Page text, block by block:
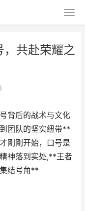
共赴荣耀之
背后的战术与文化
团队的坚实纽带**
刚刚开始，口号是
神落到实处,**王者
结号角**